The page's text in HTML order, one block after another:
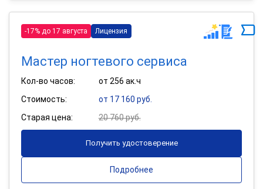
-17% до 17 августа Лицензия
Мастер ногтевого сервиса
Кол-во часов:
от 256 ак.ч
Стоимость:
от 17 160 руб.
Старая цена:
20 760 руб.
Получить удостоверение
Подробнее